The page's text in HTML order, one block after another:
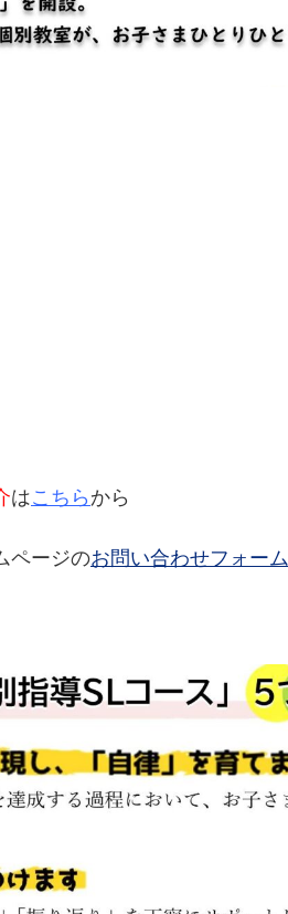
はこちら から
ページのお問い合わせフォーム